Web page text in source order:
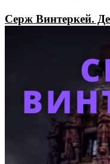
Серж Винтеркей.